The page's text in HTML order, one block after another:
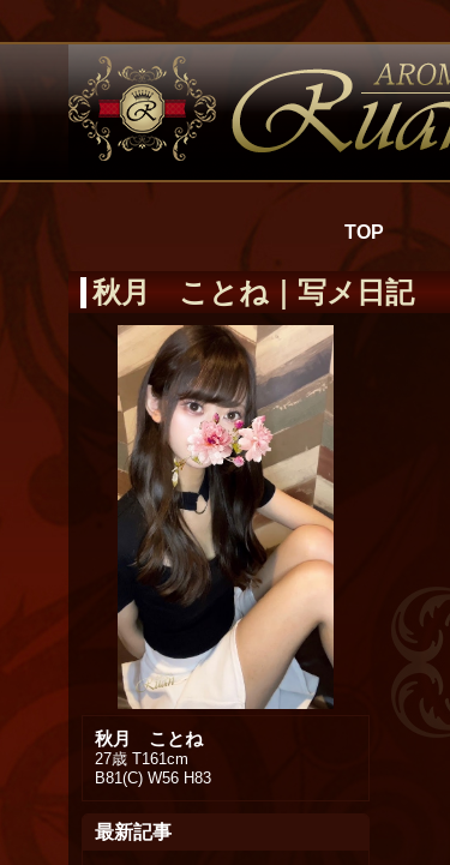
TOP
秋月 ことね｜写メ日記
秋月 ことね
27歳 T161cm
B81(C) W56 H83
最新記事